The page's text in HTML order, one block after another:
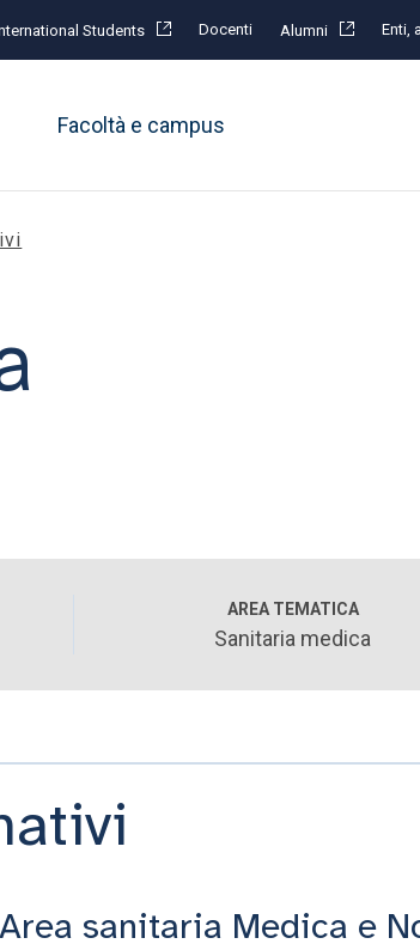
Students Docenti Alumni Enti,
Facoltà e campus
AREA TEMATICA
Sanitaria medica
sanitaria Medica e